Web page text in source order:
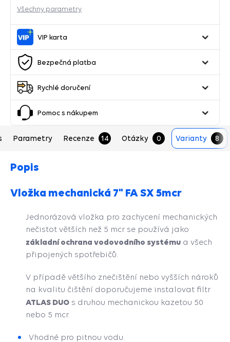
Všechny parametry
VIP karta
Bezpečná platba
Rychlé doručení
Pomoc s nákupem
Parametry Recenze 14 Otázky 0 Varianty 8
Popis
Vložka mechanická 7" FA SX 5mcr
Jednorázová vložka pro zachycení mechanických
nečistot větších než 5 mcr se používá jako
základní ochrana vodovodního systému a všech
připojených spotřebičů.
V případě většího znečištění nebo vyšších nároků
na kvalitu čištění doporučujeme instalovat filtr
ATLAS DUO s druhou mechanickou kazetou 50
nebo 5 mcr.
Vhodné pro pitnou vodu.